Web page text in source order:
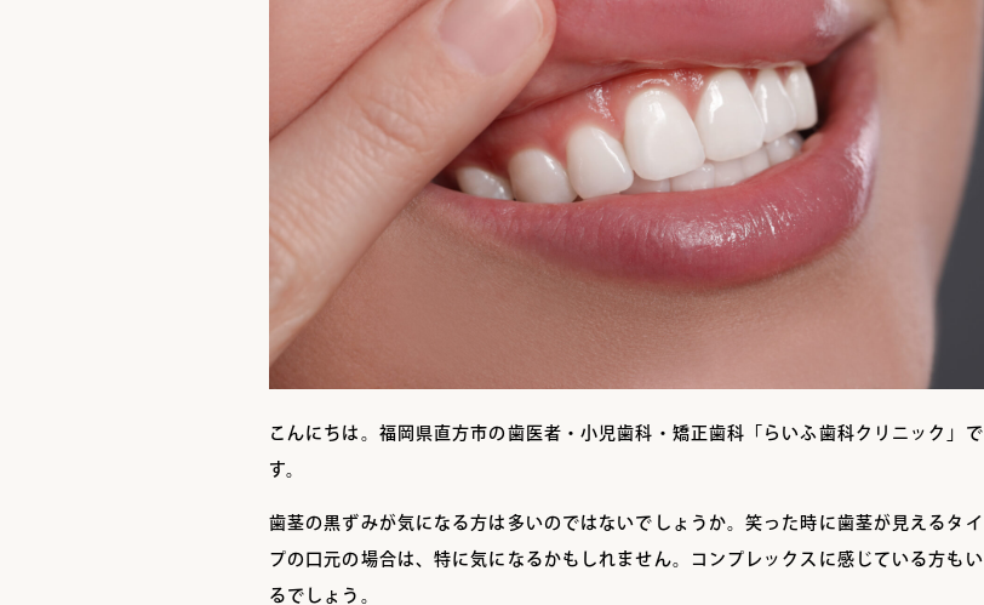
こんにちは。福岡県直方市の歯医者・小児歯科・矯正歯科「らいふ歯科クリニック」で
す。
歯茎の黒ずみが気になる方は多いのではないでしょうか。笑った時に歯茎が見えるタイ
プの口元の場合は、特に気になるかもしれません。コンプレックスに感じている方もい
るでしょう。